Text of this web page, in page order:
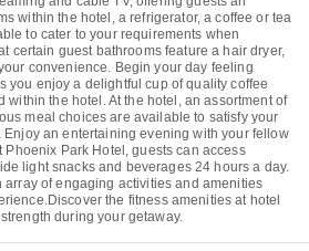
within the hotel, a refrigerator, a coffee or tea
to cater to your requirements when
certain guest bathrooms feature a hair dryer,
convenience. Begin your day feeling
you enjoy a delightful cup of quality coffee
within the hotel. At the hotel, an assortment of
meal choices are available to satisfy your
an entertaining evening with your fellow
Phoenix Park Hotel, guests can access
light snacks and beverages 24 hours a day.
array of engaging activities and amenities
the fitness amenities at hotel
during your getaway.